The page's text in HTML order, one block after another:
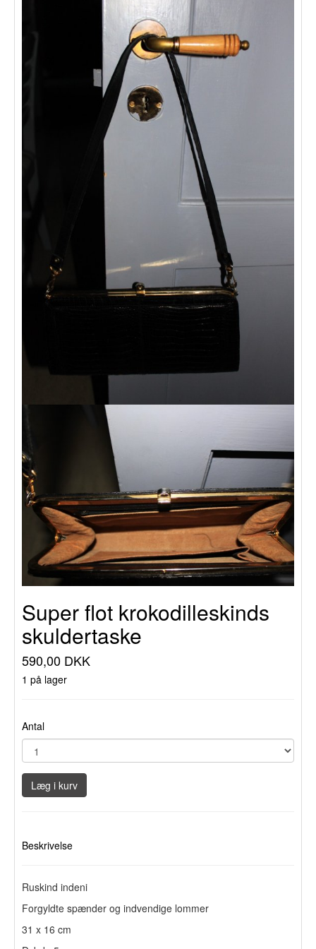
Super flot krokodilleskinds
skuldertaske
590,00 DKK
1 på lager
Antal
Læg i kurv
Beskrivelse
Ruskind indeni
Forgyldte spænder og indvendige lommer
31 x 16 cm